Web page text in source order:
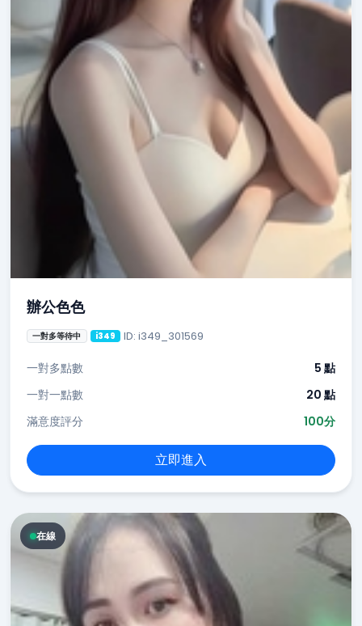
辦公色色
一對多等待中 i349 ID: i349_301569
一對多點數
5 點
一對一點數
20 點
滿意度評分
100分
立即進入
在線